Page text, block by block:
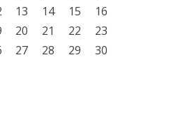
13 14 15
16
20 21 22
23
27 28 29
30